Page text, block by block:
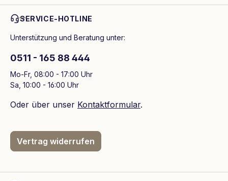
SERVICE-HOTLINE
Unterstützung und Beratung unter:
0511 - 165 88 444
Mo-Fr, 08:00 - 17:00 Uhr
Sa, 10:00 - 16:00 Uhr
Oder über unser Kontaktformular.
Vertrag widerrufen